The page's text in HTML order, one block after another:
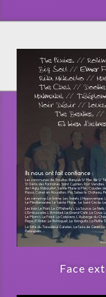
Face